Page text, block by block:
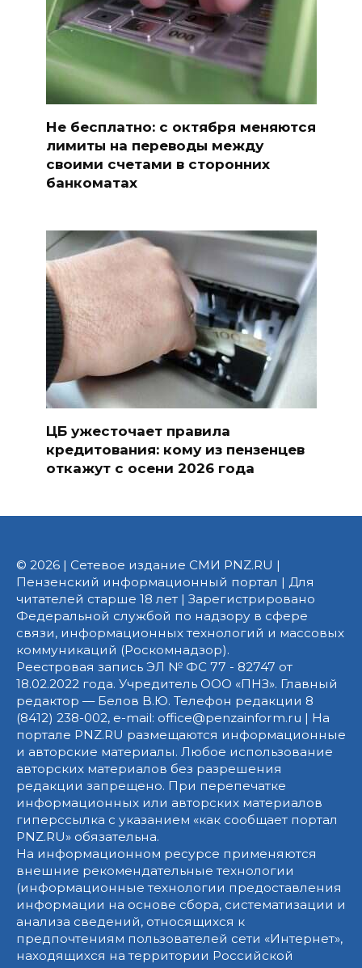
Не бесплатно: с октября меняются
лимиты на переводы между
своими счетами в сторонних
банкоматах
ЦБ ужесточает правила
кредитования: кому из пензенцев
откажут с осени 2026 года
© 2026 | Сетевое издание СМИ PNZ.RU |
Пензенский информационный портал | Для
читателей старше 18 лет | Зарегистрировано
Федеральной службой по надзору в сфере
связи, информационных технологий и массовых
коммуникаций (Роскомнадзор).
Реестровая запись ЭЛ № ФС 77 - 82747 от
18.02.2022 года. Учредитель ООО «ПНЗ». Главный
редактор — Белов В.Ю. Телефон редакции 8
(8412) 238-002, e-mail: office@penzainform.ru | На
портале PNZ.RU размещаются информационные
и авторские материалы. Любое использование
авторских материалов без разрешения
редакции запрещено. При перепечатке
информационных или авторских материалов
гиперссылка с указанием «как сообщает портал
PNZ.RU» обязательна.
На информационном ресурсе применяются
внешние рекомендательные технологии
(информационные технологии предоставления
информации на основе сбора, систематизации и
анализа сведений, относящихся к
предпочтениям пользователей сети «Интернет»,
находящихся на территории Российской